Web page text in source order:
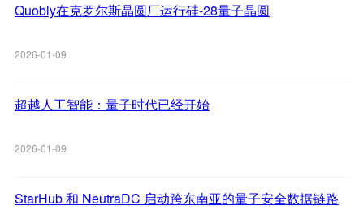
Quobly在克罗尔斯晶圆厂运行硅-28量子晶圆
2026-01-09
超越人工智能：量子时代已经开始
2026-01-09
StarHub 和 NeutraDC 启动跨东南亚的量子安全数据链路